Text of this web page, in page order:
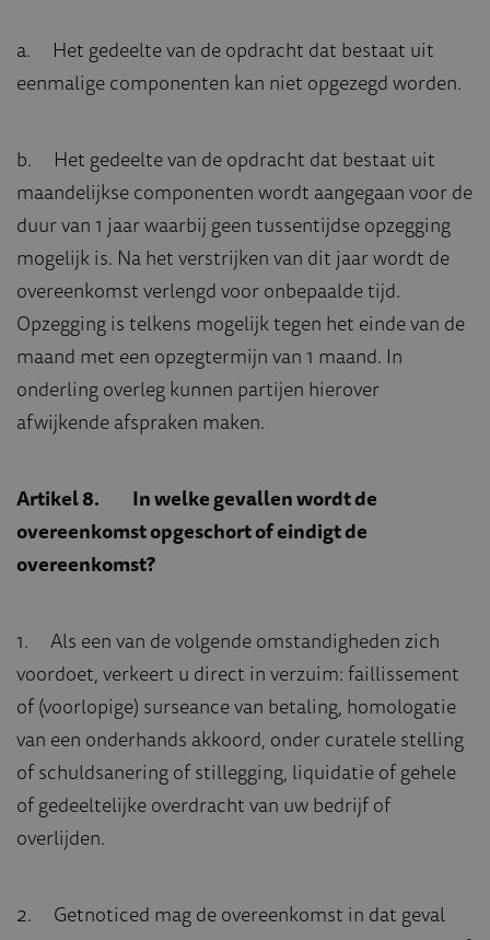
a. Het gedeelte van de opdracht dat bestaat uit
eenmalige componenten kan niet opgezegd worden.
b. Het gedeelte van de opdracht dat bestaat uit
maandelijkse componenten wordt aangegaan voor de
duur van 1 jaar waarbij geen tussentijdse opzegging
mogelijk is. Na het verstrijken van dit jaar wordt de
overeenkomst verlengd voor onbepaalde tijd.
Opzegging is telkens mogelijk tegen het einde van de
maand met een opzegtermijn van 1 maand. In
onderling overleg kunnen partijen hierover
afwijkende afspraken maken.
Artikel 8. In welke gevallen wordt de
overeenkomst opgeschort of eindigt de
overeenkomst?
1. Als een van de volgende omstandigheden zich
voordoet, verkeert u direct in verzuim: faillissement
of (voorlopige) surseance van betaling, homologatie
van een onderhands akkoord, onder curatele stelling
of schuldsanering of stillegging, liquidatie of gehele
of gedeeltelijke overdracht van uw bedrijf of
overlijden.
2. Getnoticed mag de overeenkomst in dat geval